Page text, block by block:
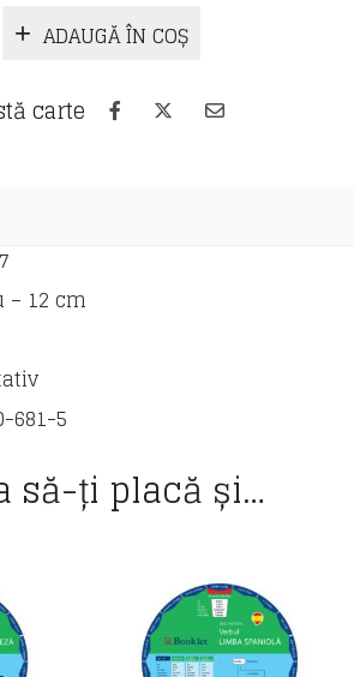
ADAUGĂ ÎN COȘ
carte
– 12 cm
681-5
să-ți placă și…